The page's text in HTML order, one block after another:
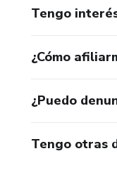
Tengo
¿Cómo
¿Puedo
Tengo otras